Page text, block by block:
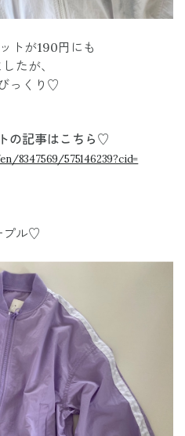
トが190円にも
たが、
っくり♡
の記事はこちら♡
8347569/575146239?cid=
プル♡